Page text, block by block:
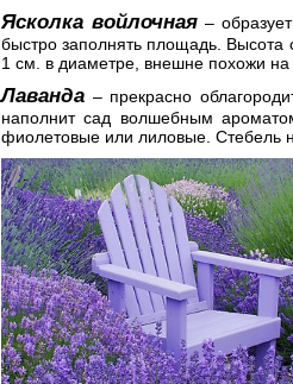
Ясколка войлочная –
быстро заполнять площадь. Высота
1 см. в диаметре, внешне похожи на
Лаванда – прекрасно
наполнит сад волшебным
фиолетовые или лиловые. Стебель